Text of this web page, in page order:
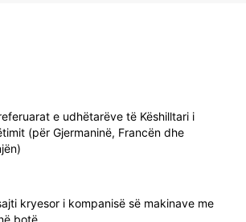
e udhëtarëve të Këshilltari i
(për Gjermaninë, Francën dhe
kryesor i kompanisë së makinave me